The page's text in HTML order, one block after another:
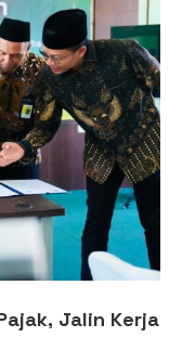
Jalin Kerja